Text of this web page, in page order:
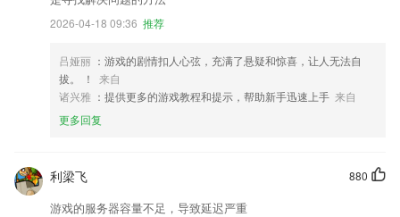
2026-04-18 09:36 推荐
吕娅丽 ：游戏的剧情扣人心弦，充满了悬疑和惊喜，让人无法自
拔。 ！
来自
诸兴雅 ：提供更多的游戏教程和提示，帮助新手迅速上手 来自
更多回复
880
利梁飞
游戏的服务器容量不足，导致延迟严重